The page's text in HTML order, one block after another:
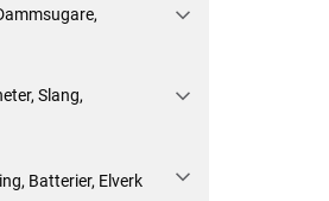
Slang,
Batterier, Elverk